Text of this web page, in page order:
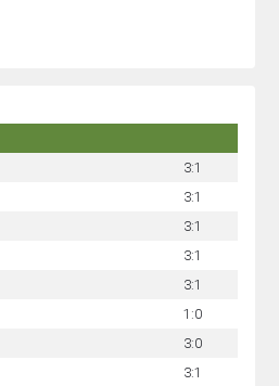
3:1
3:1
3:1
3:1
3:1
1:0
3:0
3:1